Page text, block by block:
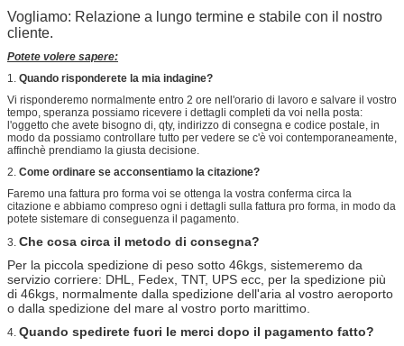
Vogliamo: Relazione a lungo termine e stabile con il nostro
cliente.
Potete volere sapere:
1. Quando risponderete la mia indagine?
Vi risponderemo normalmente entro 2 ore nell'orario di lavoro e salvare il vostro
tempo, speranza possiamo ricevere i dettagli completi da voi nella posta:
l'oggetto che avete bisogno di, qty, indirizzo di consegna e codice postale, in
modo da possiamo controllare tutto per vedere se c'è voi contemporaneamente,
affinchè prendiamo la giusta decisione.
2. Come ordinare se acconsentiamo la citazione?
Faremo una fattura pro forma voi se ottenga la vostra conferma circa la
citazione e abbiamo compreso ogni i dettagli sulla fattura pro forma, in modo da
potete sistemare di conseguenza il pagamento.
3. Che cosa circa il metodo di consegna?
Per la piccola spedizione di peso sotto 46kgs, sistemeremo da
servizio corriere: DHL, Fedex, TNT, UPS ecc, per la spedizione più
di 46kgs, normalmente dalla spedizione dell'aria al vostro aeroporto
o dalla spedizione del mare al vostro porto marittimo.
4. Quando spedirete fuori le merci dopo il pagamento fatto?